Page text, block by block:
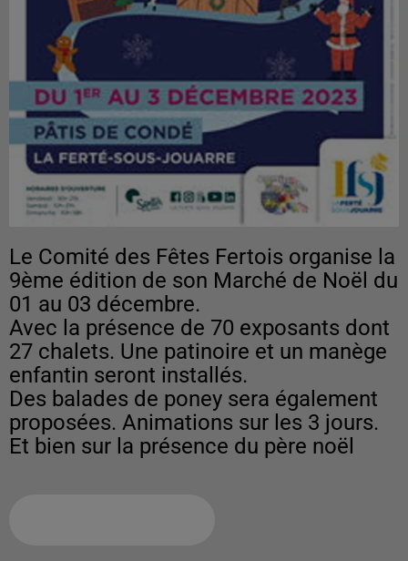
Le Comité des Fêtes Fertois organise la
9ème édition de son Marché de Noël du
01 au 03 décembre.
Avec la présence de 70 exposants dont
27 chalets. Une patinoire et un manège
enfantin seront installés.
Des balades de poney sera également
proposées. Animations sur les 3 jours.
Et bien sur la présence du père noël